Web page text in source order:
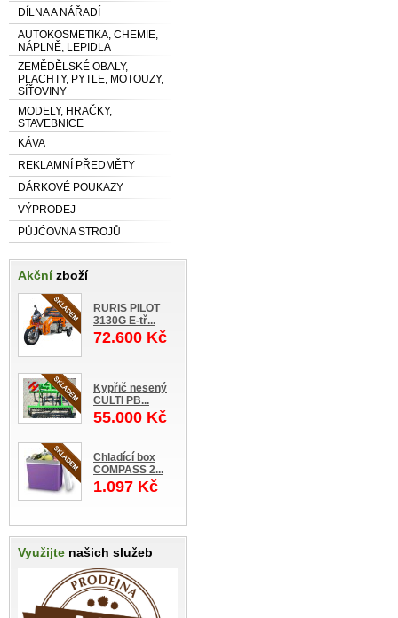
DÍLNA A NÁŘADÍ
AUTOKOSMETIKA, CHEMIE,
NÁPLNĚ, LEPIDLA
ZEMĚDĚLSKÉ OBALY,
PLACHTY, PYTLE, MOTOUZY,
SÍŤOVINY
MODELY, HRAČKY,
STAVEBNICE
KÁVA
REKLAMNÍ PŘEDMĚTY
DÁRKOVÉ POUKAZY
VÝPRODEJ
PŮJĆOVNA STROJŮ
Akčnízboží
RURIS PILOT
3130G E-tř...
72.600 Kč
Kypřič nesený
CULTI PB...
55.000 Kč
Chladící box
COMPASS 2...
1.097 Kč
Využijte našich služeb